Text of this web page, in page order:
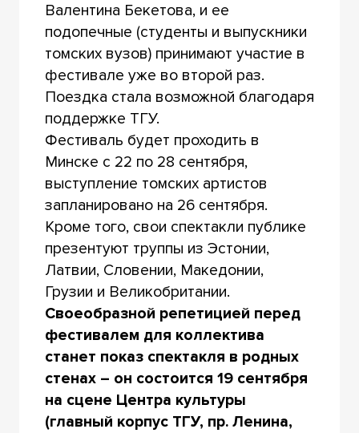
Валентина Бекетова, и ее
подопечные (студенты и выпускники
томских вузов) принимают участие в
фестивале уже во второй раз.
Поездка стала возможной благодаря
поддержке ТГУ.
Фестиваль будет проходить в
Минске с 22 по 28 сентября,
выступление томских артистов
запланировано на 26 сентября.
Кроме того, свои спектакли публике
презентуют труппы из Эстонии,
Латвии, Словении, Македонии,
Грузии и Великобритании.
Своеобразной репетицией перед
фестивалем для коллектива
станет показ спектакля в родных
стенах – он состоится 19 сентября
на сцене Центра культуры
(главный корпус ТГУ, пр. Ленина,